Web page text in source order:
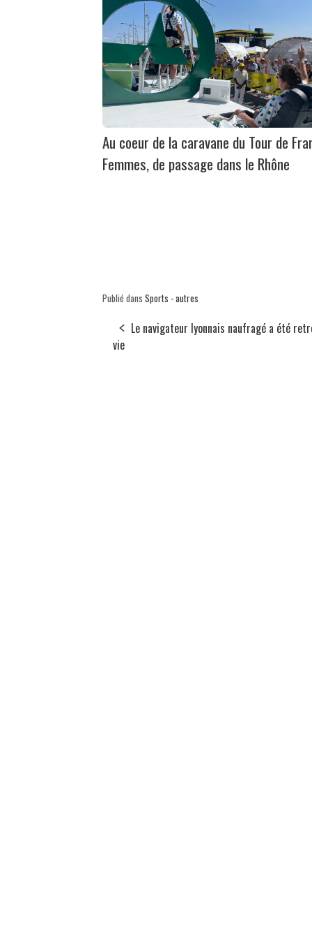
Au coeur de la caravane du Tour de
Femmes, de passage dans le Rhône
Publié dans Sports - autres
Le navigateur lyonnais naufragé a été
vie